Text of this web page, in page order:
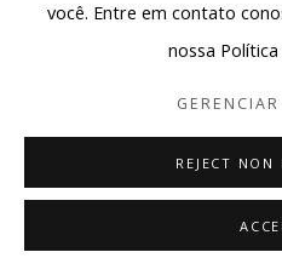
você. Entre em contato
nossa
REJECT NON